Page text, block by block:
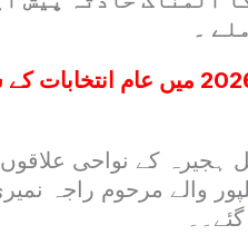
۔
آزاد کشمیر عام انتخابات: مئی 2026 میں عام
کے نواحی علاقوں
والے مرحوم راجہ